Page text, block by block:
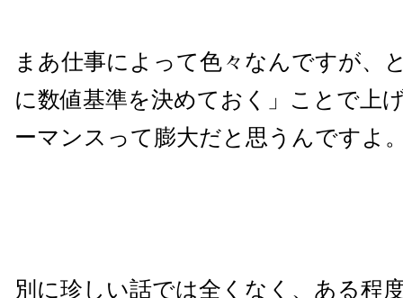
まあ仕事によって色々なんですが、
に数値基準を決めておく」ことで上
ーマンスって膨大だと思うんですよ
別に珍しい話では全くなく、ある程